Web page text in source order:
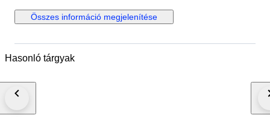
Diamonds EF is color of diamonds Set in 14k Yellow gold
Összes információ megjelenítése
Hasonló tárgyak